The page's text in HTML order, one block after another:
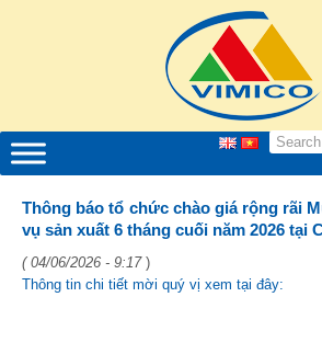
Thông báo tổ chức chào giá rộng rãi
vụ sản xuất 6 tháng cuối năm 2026 tại
( 04/06/2026 - 9:17)
Thông tin chi tiết mời quý vị xem tại đây: